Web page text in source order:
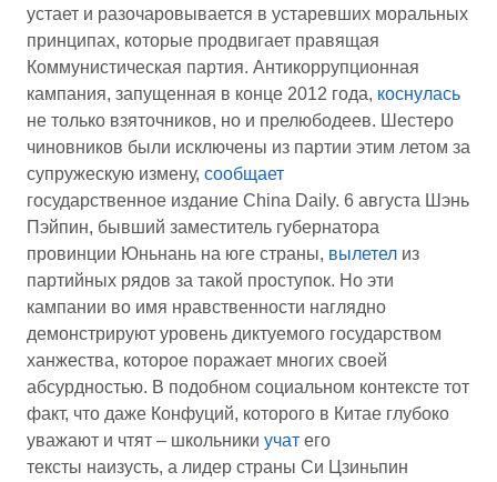
устает и разочаровывается в устаревших моральных
принципах, которые продвигает правящая
Коммунистическая партия. Антикоррупционная
кампания, запущенная в конце 2012 года, коснулась
не только взяточников, но и прелюбодеев. Шестеро
чиновников были исключены из партии этим летом за
супружескую измену, сообщает
государственное издание China Daily. 6 августа Шэнь
Пэйпин, бывший заместитель губернатора
провинции Юньнань на юге страны, вылетел из
партийных рядов за такой проступок. Но эти
кампании во имя нравственности наглядно
демонстрируют уровень диктуемого государством
ханжества, которое поражает многих своей
абсурдностью. В подобном социальном контексте тот
факт, что даже Конфуций, которого в Китае глубоко
уважают и чтят – школьники учат его
тексты наизусть, а лидер страны Си Цзиньпин